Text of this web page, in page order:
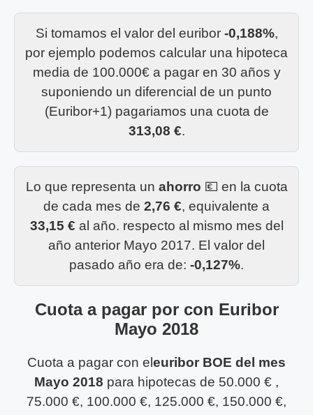
Si tomamos el valor del euribor -0,188%,
por ejemplo podemos calcular una hipoteca
media de 100.000€ a pagar en 30 años y
suponiendo un diferencial de un punto
(Euribor+1) pagariamos una cuota de
313,08 €.
Lo que representa un ahorro 💶 en la cuota
de cada mes de 2,76 €, equivalente a
33,15 € al año. respecto al mismo mes del
año anterior Mayo 2017. El valor del
pasado año era de: -0,127%.
Cuota a pagar por con Euribor
Mayo 2018
Cuota a pagar con eleuribor BOE del mes
Mayo 2018 para hipotecas de 50.000 € ,
75.000 €, 100.000 €, 125.000 €, 150.000 €,